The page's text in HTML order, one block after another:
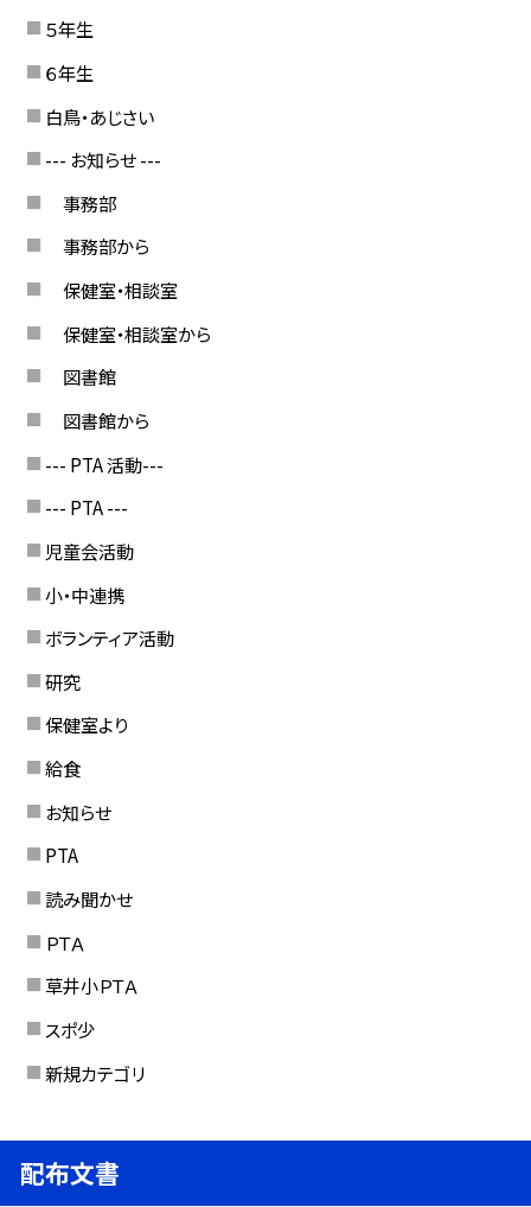
５年生
６年生
白鳥・あじさい
--- お知らせ ---
事務部
事務部から
保健室・相談室
保健室・相談室から
図書館
図書館から
--- PTA 活動---
--- PTA ---
児童会活動
小・中連携
ボランティア活動
研究
保健室より
給食
お知らせ
PTA
読み聞かせ
ＰＴＡ
草井小ＰＴＡ
スポ少
新規カテゴリ
配布文書